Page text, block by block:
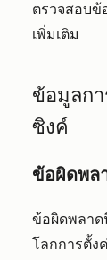
ตรวจสอบข้
เพิ่มเติม
ข้อมูลกา
ซิงค์
ข้อผิดพล
ข้อผิดพลาด
โลกการตั้ง